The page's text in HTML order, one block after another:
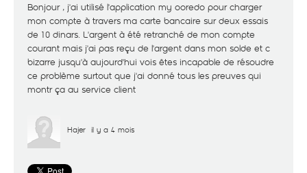
Bonjour , j'ai utilisé l'application my ooredo pour charger
mon compte à travers ma carte bancaire sur deux essais
de 10 dinars. L'argent à été retranché de mon compte
courant mais j'ai pas reçu de l'argent dans mon solde et c
bizarre jusqu'à aujourd'hui vois êtes incapable de résoudre
ce problème surtout que j'ai donné tous les preuves qui
montr ça au service client
Hajer il y a 4 mois